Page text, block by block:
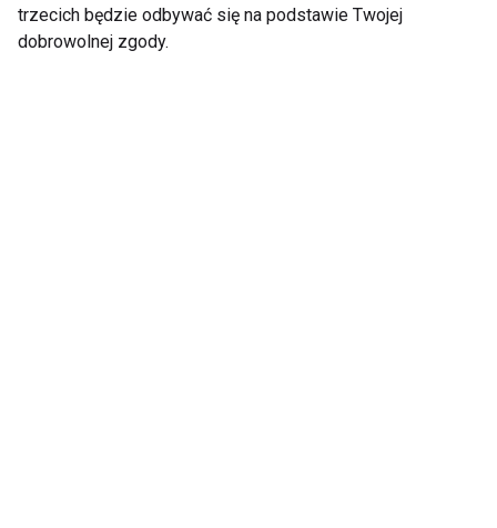
trzecich będzie odbywać się na podstawie Twojej
dobrowolnej zgody.